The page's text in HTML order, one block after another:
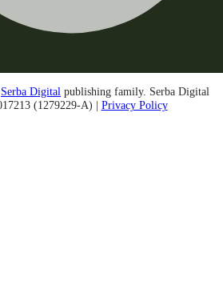
Serba Digital publishing family. Serba Digital
(1279229-A) | Privacy Policy